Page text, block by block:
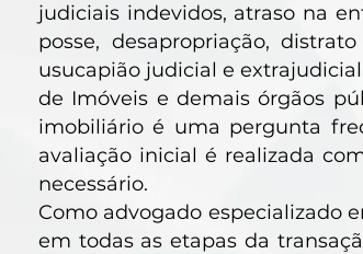
judiciais indevidos, atraso na
posse, desapropriação,
usucapião judicial e
de Imóveis e demais órgãos
imobiliário é uma pergunta
avaliação inicial é realizada
necessário.
Como advogado especializado
em todas as etapas da